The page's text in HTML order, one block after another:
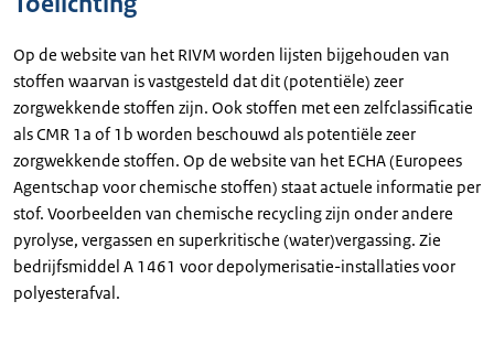
Op de website van het RIVM worden lijsten bijgehouden van
stoffen waarvan is vastgesteld dat dit (potentiële) zeer
zorgwekkende stoffen zijn. Ook stoffen met een zelfclassificatie
als CMR 1a of 1b worden beschouwd als potentiële zeer
zorgwekkende stoffen. Op de website van het ECHA (Europees
Agentschap voor chemische stoffen) staat actuele informatie per
stof. Voorbeelden van chemische recycling zijn onder andere
pyrolyse, vergassen en superkritische (water)vergassing. Zie
bedrijfsmiddel A 1461 voor depolymerisatie-installaties voor
polyesterafval.